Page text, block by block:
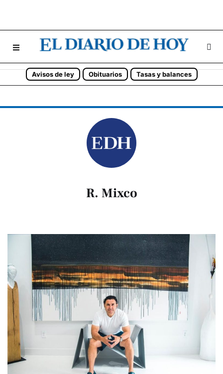
Avisos de ley Obituarios Tasas y balances
R. Mixco